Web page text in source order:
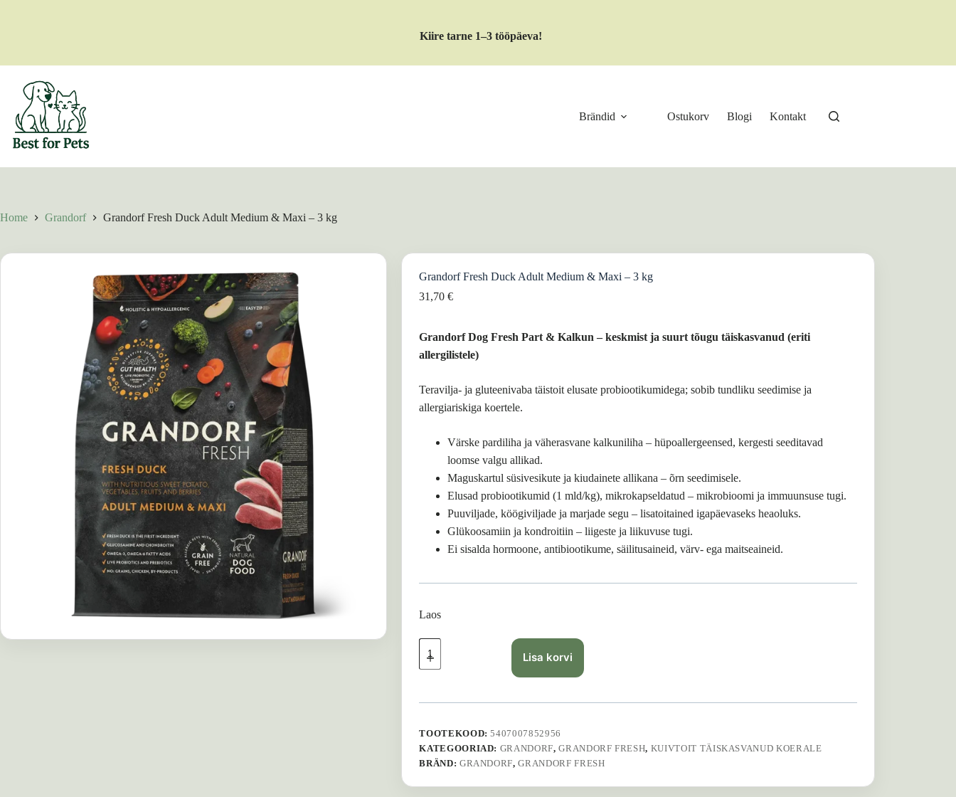
Kiire tarne 1–3 tööpäeva!
Brändid Ostukorv Blogi Kontakt
Home Grandorf Grandorf Fresh Duck Adult Medium & Maxi – 3 kg
Grandorf Fresh Duck Adult Medium & Maxi – 3 kg
31,70€
Grandorf Dog Fresh Part & Kalkun – keskmist ja suurt tõugu täiskasvanud (eriti
allergilistele)
Teravilja- ja gluteenivaba täistoit elusate probiootikumidega; sobib tundliku seedimise ja
allergiariskiga koertele.
Värske pardiliha ja väherasvane kalkuniliha – hüpoallergeensed, kergesti seeditavad
loomse valgu allikad.
Maguskartul süsivesikute ja kiudainete allikana – õrn seedimisele.
Elusad probiootikumid (1 mld/kg), mikrokapseldatud – mikrobioomi ja immuunsuse tugi.
Puuviljade, köögiviljade ja marjade segu – lisatoitained igapäevaseks heaoluks.
Glükoosamiin ja kondroitiin – liigeste ja liikuvuse tugi.
Ei sisalda hormoone, antibiootikume, säilitusaineid, värv- ega maitseaineid.
Laos
Grandorf
Fresh
Duck
&
-
3
kg
kogus
Lisa korvi
TOOTEKOOD:5407007852956
KATEGOORIAD: GRANDORF,GRANDORF FRESH, KUIVTOIT TÄISKASVANUD KOERALE
BRÄND: GRANDORF,GRANDORF FRESH